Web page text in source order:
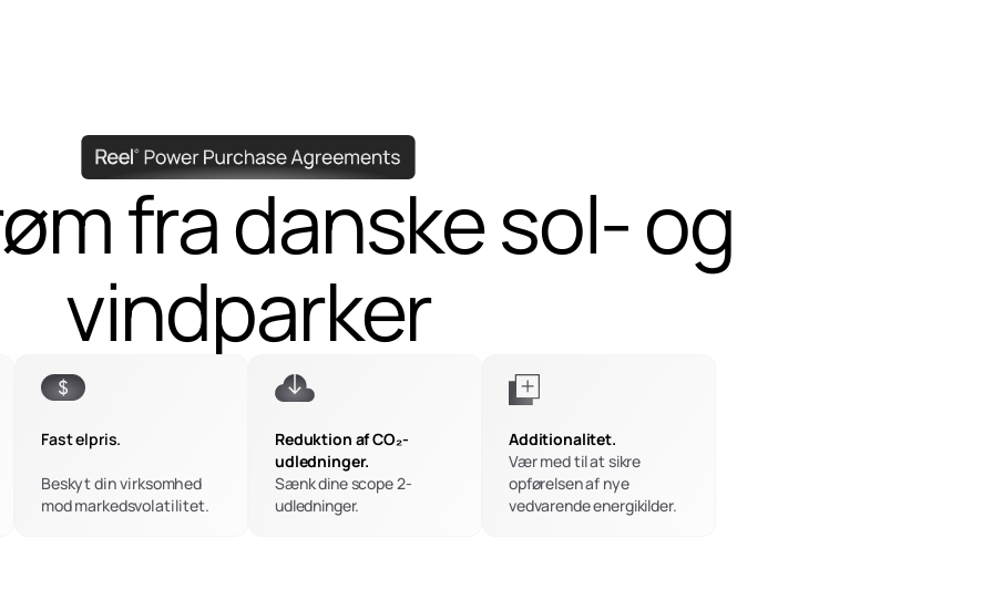
fra danske sol- og
vindparker
fra danske sol- og
vindparker
Fast elpris.
Beskyt din virksomhed
mod markedsvolatilitet.
Reduktion af CO₂-
udledninger.
Sænk dine scope 2-
udledninger.
Additionalitet.
Vær med til at sikre
opførelsen af nye
vedvarende energikilder.